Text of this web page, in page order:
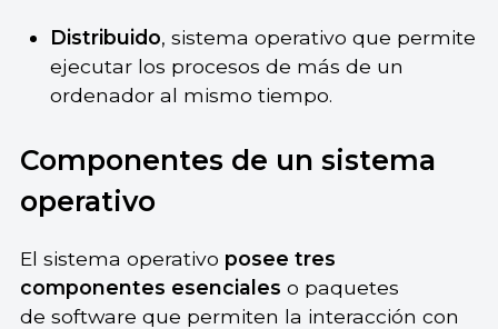
Distribuido, sistema operativo que permite
ejecutar los procesos de más de un
ordenador al mismo tiempo.
Componentes de un sistema
operativo
El sistema operativo posee tres
componentes esenciales o paquetes
de software que permiten la interacción con